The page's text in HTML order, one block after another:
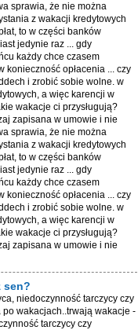
sprawia, że nie można
z wakacji kredytowych
to w części banków
jedynie raz ... gdy
każdy chce czasem
opłacenia ... czy
i zrobić sobie wolne. w
a więc karencji w
wakacje ci przysługują?
zapisana w umowie i nie
sprawia, że nie można
z wakacji kredytowych
to w części banków
jedynie raz ... gdy
każdy chce czasem
opłacenia ... czy
i zrobić sobie wolne. w
a więc karencji w
wakacje ci przysługują?
zapisana w umowie i nie
sen?
niedoczynność tarczycy czy
wakacjach..trwają wakacje -
tarczycy czy